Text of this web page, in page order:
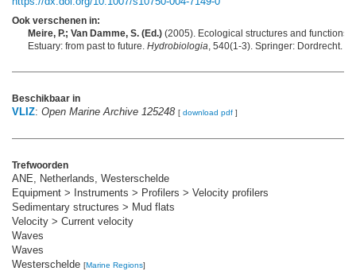
Ook verschenen in:
Meire, P.; Van Damme, S. (Ed.) (2005). Ecological structures and functions
Estuary: from past to future. Hydrobiologia , 540(1-3). Springer: Dordrecht.
Beschikbaar in
VLIZ: Open Marine Archive 125248 [ download pdf ]
Trefwoorden
ANE, Netherlands, Westerschelde
Equipment > Instruments > Profilers > Velocity profilers
Sedimentary structures > Mud flats
Velocity > Current velocity
Waves
Waves
Westerschelde [Marine Regions]